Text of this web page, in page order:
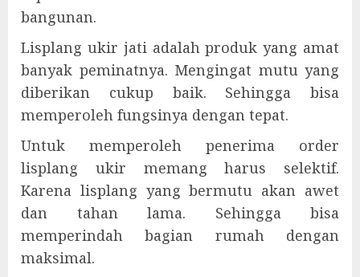
bangunan.
Lisplang ukir jati adalah produk yang amat
banyak peminatnya. Mengingat mutu yang
diberikan cukup baik. Sehingga bisa
memperoleh fungsinya dengan tepat.
Untuk memperoleh penerima order
lisplang ukir memang harus selektif.
Karena lisplang yang bermutu akan awet
dan tahan lama. Sehingga bisa
memperindah bagian rumah dengan
maksimal.